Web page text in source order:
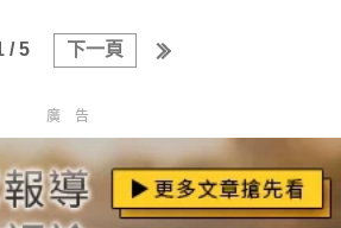
/ 5 下一頁
廣告